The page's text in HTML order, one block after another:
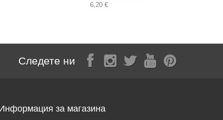
6,20 €
Следете ни
за магазина